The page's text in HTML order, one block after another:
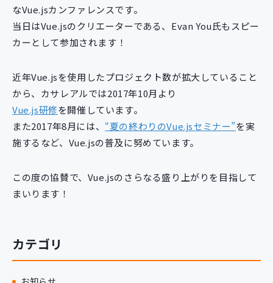
新規開発サービス
パッケージ開発
導入事例
イベント・セミナー
ニュース
採用情報
Contact
なVue.jsカンファレンスです。
当日はVue.jsのクリエーターである、Evan You氏もスピー
カーとして参加されます！
近年Vue.jsを使用したプロジェクト数が拡大していること
から、カサレアルでは2017年10月より
Vue.js研修を開催しています。
また2017年8月には、 “夏の終わりのVue.jsセミナー”を実
施するなど、Vue.jsの普及に努めています。
この度の協賛で、Vue.jsのさらなる盛り上がりを目指して
まいります！
カテゴリ